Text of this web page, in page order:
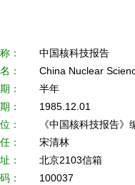
：
中国核科技报告
：
China Nuclear
：
半年
：
1985.12.01
：
《中国核科技报告》
：
宋清林
：
北京2103信箱
：
100037